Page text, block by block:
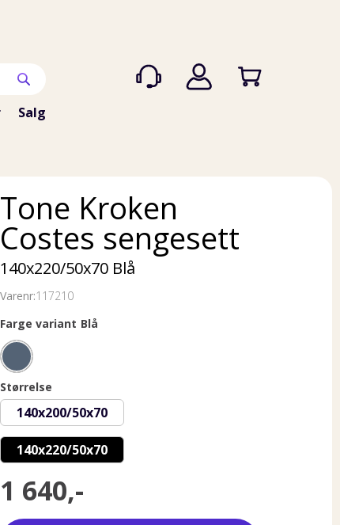
Salg
Tone Kroken
Costes sengesett
140x220/50x70 Blå
Varenr:117210
Farge variant Blå
Størrelse
140x200/50x70
140x220/50x70
1 640,-